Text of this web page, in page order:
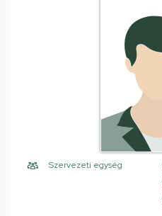
Szervezeti egység